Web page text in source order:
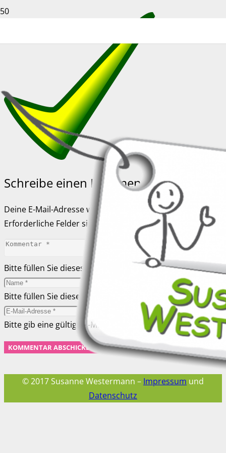
Schreibe einen Kommentar
Deine E-Mail-Adresse wird nicht veröffentlicht.
Erforderliche Felder sind mit
markiert
Bitte füllen Sie dieses Feld aus.
Bitte füllen Sie dieses Feld aus.
Bitte gib eine gültige E-Mail-Adresse ein.
KOMMENTAR ABSCHICKEN
© 2017 Susanne Westermann – Impressum und
Datenschutz